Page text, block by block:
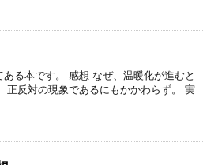
る本です。 感想 なぜ、温暖化が進むと
正反対の現象であるにもかかわらず。 実